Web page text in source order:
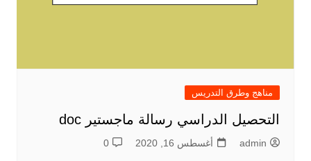
مناهج وطرق التدريس
التحصيل الدراسي رسالة ماجستير doc
admin أغسطس 16, 2020 0